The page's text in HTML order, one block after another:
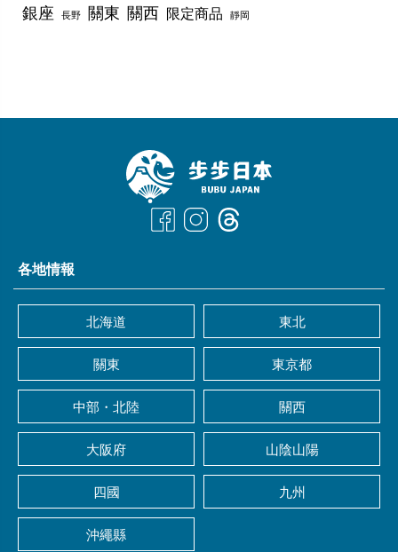
銀座 長野 關東 關西 限定商品 靜岡
各地情報
北海道 東北
關東 東京都
中部・北陸 關西
大阪府 山陰山陽
四國 九州
沖繩縣